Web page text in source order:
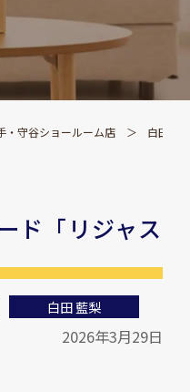
・守谷ショールーム店 白田
ド「リジャス
白田 藍梨
2026年3月29日